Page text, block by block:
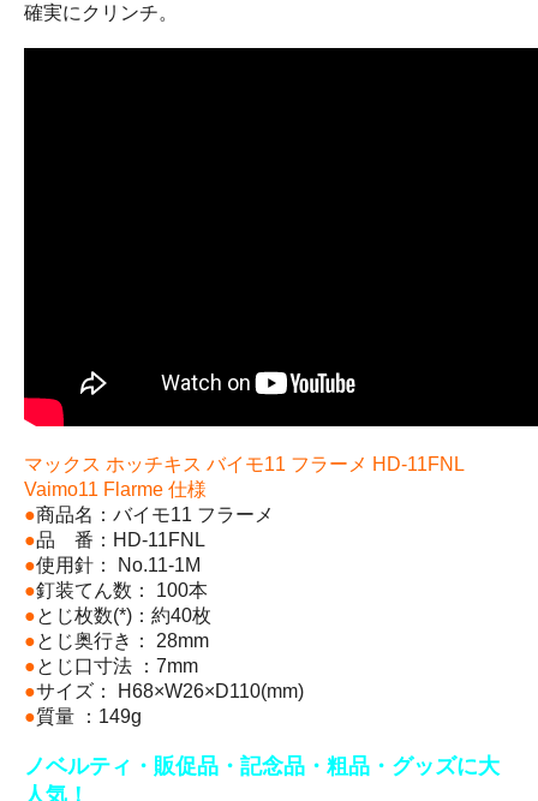
確実にクリンチ。
マックス ホッチキス バイモ11 フラーメ HD-11FNL
Vaimo11 Flarme 仕様
●商品名：バイモ11 フラーメ
●品 番：HD-11FNL
●使用針： No.11-1M
●釘装てん数： 100本
●とじ枚数(*)：約40枚
●とじ奥行き： 28mm
●とじ口寸法 ：7mm
●サイズ： H68×W26×D110(mm)
●質量 ：149g
ノベルティ・販促品・記念品・粗品・グッズに大
人気！